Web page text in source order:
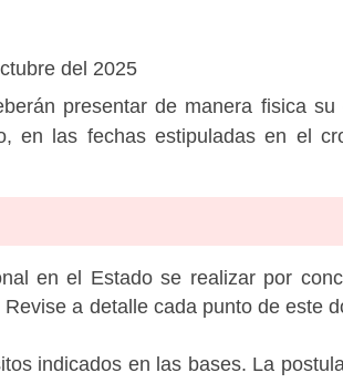
del 2025
presentar de manera fisica
en las fechas estipuladas en el
en el Estado se realizar por
a detalle cada punto de este
indicados en las bases. La